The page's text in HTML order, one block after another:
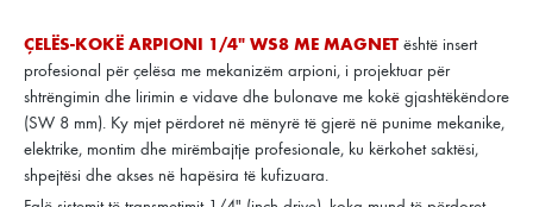
ÇELËS-KOKË ARPIONI 1/4" WS8 ME MAGNET është insert
profesional për çelësa me mekanizëm arpioni, i projektuar për
shtrëngimin dhe lirimin e vidave dhe bulonave me kokë gjashtëkëndore
(SW 8 mm). Ky mjet përdoret në mënyrë të gjerë në punime mekanike,
elektrike, montim dhe mirëmbajtje profesionale, ku kërkohet saktësi,
shpejtësi dhe akses në hapësira të kufizuara.